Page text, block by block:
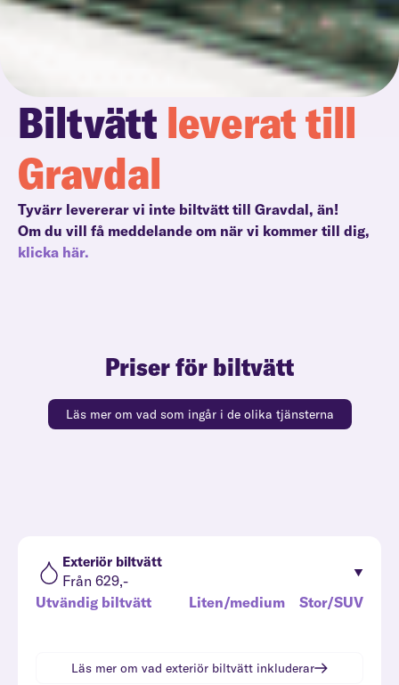
Biltvätt leverat till
Gravdal
Tyvärr levererar vi inte biltvätt till Gravdal, än!
Om du vill få meddelande om när vi kommer till dig,
klicka här.
Priser för biltvätt
Läs mer om vad som ingår i de olika tjänsterna
Exteriör biltvätt
Från 629,-
Utvändig biltvätt
Liten/medium Stor/SUV
Läs mer om vad exteriör biltvätt inkluderar